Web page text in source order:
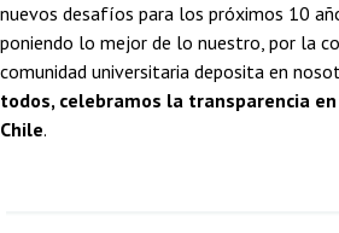
nuevos desafíos para los próximos 10
poniendo lo mejor de lo nuestro, por la
comunidad universitaria deposita en
todos, celebramos la transparencia
Chile.